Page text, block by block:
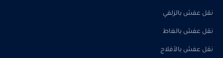
نقل عفش بالزلفي
نقل عفش بالغاط
نقل عفش بالأفلاج